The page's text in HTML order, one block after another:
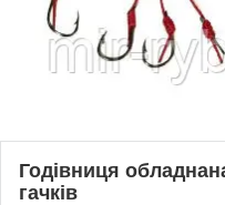
Годівниця
гачків